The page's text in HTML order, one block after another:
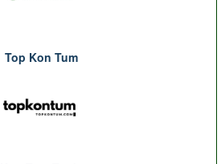
Top Kon Tum